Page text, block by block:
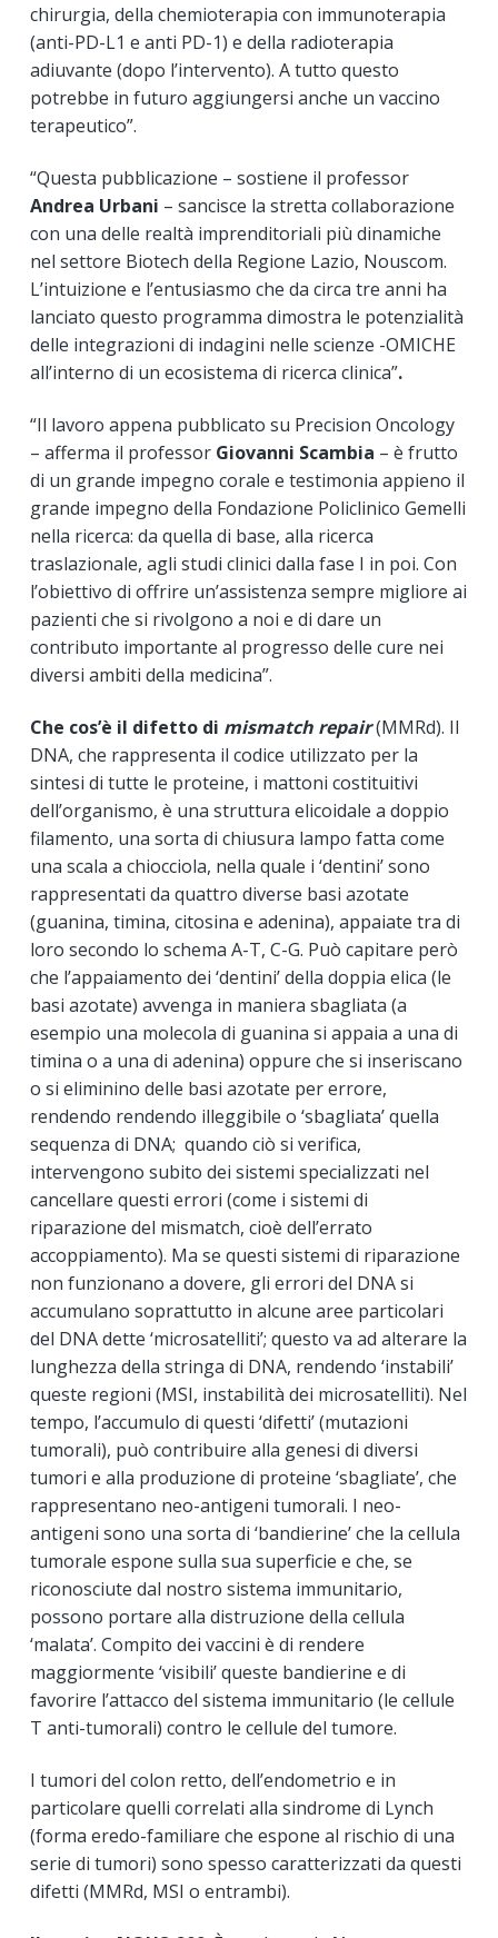
chirurgia, della chemioterapia con immunoterapia
(anti-PD-L1 e anti PD-1) e della radioterapia
adiuvante (dopo l’intervento). A tutto questo
potrebbe in futuro aggiungersi anche un vaccino
terapeutico”.
“Questa pubblicazione – sostiene il professor
Andrea Urbani – sancisce la stretta collaborazione
con una delle realtà imprenditoriali più dinamiche
nel settore Biotech della Regione Lazio, Nouscom.
L’intuizione e l’entusiasmo che da circa tre anni ha
lanciato questo programma dimostra le potenzialità
delle integrazioni di indagini nelle scienze -OMICHE
all’interno di un ecosistema di ricerca clinica”.
“Il lavoro appena pubblicato su Precision Oncology
– afferma il professor Giovanni Scambia – è frutto
di un grande impegno corale e testimonia appieno il
grande impegno della Fondazione Policlinico Gemelli
nella ricerca: da quella di base, alla ricerca
traslazionale, agli studi clinici dalla fase I in poi. Con
l’obiettivo di offrire un’assistenza sempre migliore ai
pazienti che si rivolgono a noi e di dare un
contributo importante al progresso delle cure nei
diversi ambiti della medicina”.
Che cos’è il difetto di mismatch repair(MMRd). Il
DNA, che rappresenta il codice utilizzato per la
sintesi di tutte le proteine, i mattoni costituitivi
dell’organismo, è una struttura elicoidale a doppio
filamento, una sorta di chiusura lampo fatta come
una scala a chiocciola, nella quale i ‘dentini’ sono
rappresentati da quattro diverse basi azotate
(guanina, timina, citosina e adenina), appaiate tra di
loro secondo lo schema A-T, C-G. Può capitare però
che l’appaiamento dei ‘dentini’ della doppia elica (le
basi azotate) avvenga in maniera sbagliata (a
esempio una molecola di guanina si appaia a una di
timina o a una di adenina) oppure che si inseriscano
o si eliminino delle basi azotate per errore,
rendendo rendendo illeggibile o ‘sbagliata’ quella
sequenza di DNA; quando ciò si verifica,
intervengono subito dei sistemi specializzati nel
cancellare questi errori (come i sistemi di
riparazione del mismatch, cioè dell’errato
accoppiamento). Ma se questi sistemi di riparazione
non funzionano a dovere, gli errori del DNA si
accumulano soprattutto in alcune aree particolari
del DNA dette ‘microsatelliti’; questo va ad alterare la
lunghezza della stringa di DNA, rendendo ‘instabili’
queste regioni (MSI, instabilità dei microsatelliti). Nel
tempo, l’accumulo di questi ‘difetti’ (mutazioni
tumorali), può contribuire alla genesi di diversi
tumori e alla produzione di proteine ‘sbagliate’, che
rappresentano neo-antigeni tumorali. I neo-
antigeni sono una sorta di ‘bandierine’ che la cellula
tumorale espone sulla sua superficie e che, se
riconosciute dal nostro sistema immunitario,
possono portare alla distruzione della cellula
‘malata’. Compito dei vaccini è di rendere
maggiormente ‘visibili’ queste bandierine e di
favorire l’attacco del sistema immunitario (le cellule
T anti-tumorali) contro le cellule del tumore.
I tumori del colon retto, dell’endometrio e in
particolare quelli correlati alla sindrome di Lynch
(forma eredo-familiare che espone al rischio di una
serie di tumori) sono spesso caratterizzati da questi
difetti (MMRd, MSI o entrambi).